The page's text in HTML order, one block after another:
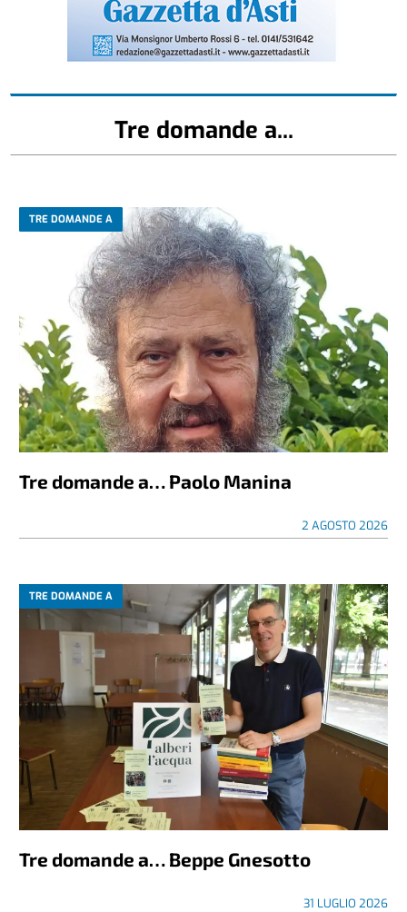
Tre domande a...
TRE DOMANDE A
Tre domande a… Paolo Manina
2 AGOSTO 2026
TRE DOMANDE A
Tre domande a… Beppe Gnesotto
31 LUGLIO 2026